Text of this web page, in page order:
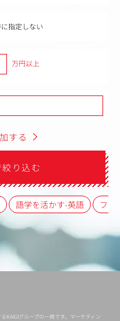
指定しない
万円以上
する
り込む
語学を活かす-英語 フレ
KAIGIグループの一員です。マーケティン